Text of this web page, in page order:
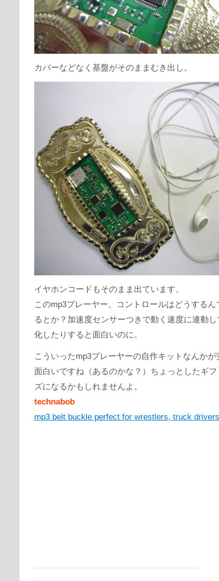
カバーなどなく基盤がそのままむき出し。
イヤホンコードもそのまま出ています。
このmp3プレーヤー、コントロールはどうする
るとか？加速度センサーつきで動く速度に連動
化したりすると面白いのに。
こういったmp3プレーヤーの自作キットなんか
面白いですね（あるのかな？）ちょっとしたギ
ズになるかもしれませんよ。
technabob
mp3 belt buckle perfect for wrestlers, truck drivers